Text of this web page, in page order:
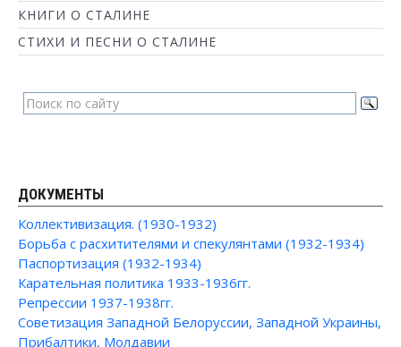
КНИГИ О СТАЛИНЕ
СТИХИ И ПЕСНИ О СТАЛИНЕ
ДОКУМЕНТЫ
Коллективизация. (1930-1932)
Борьба с расхитителями и спекулянтами (1932-1934)
Паспортизация (1932-1934)
Карательная политика 1933-1936гг.
Репрессии 1937-1938гг.
Советизация Западной Белоруссии, Западной Украины,
Прибалтики, Молдавии